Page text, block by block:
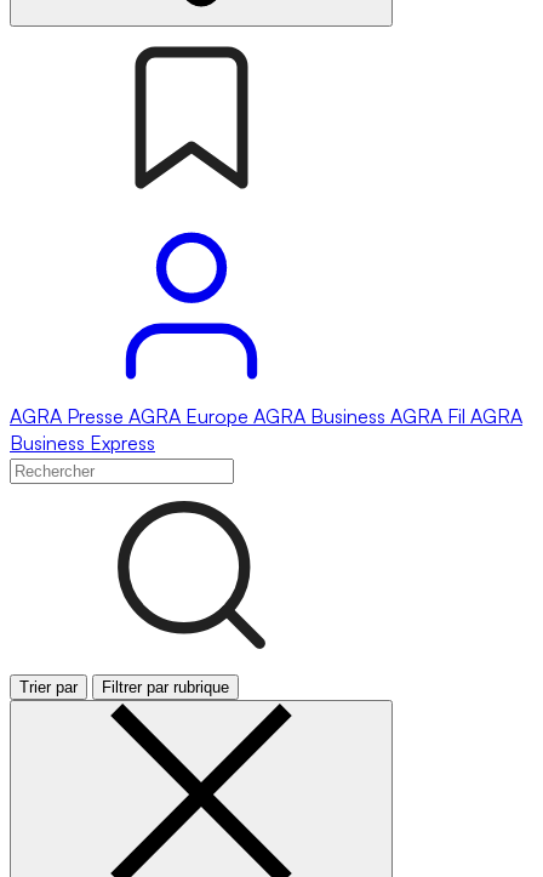
AGRA Presse AGRA Europe AGRA Business AGRA Fil AGRA
Business Express
Trier par Filtrer par rubrique